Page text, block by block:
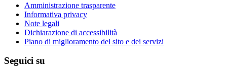
Amministrazione trasparente
Informativa privacy
Note legali
Dichiarazione di accessibilità
Piano di miglioramento del sito e dei servizi
Seguici su